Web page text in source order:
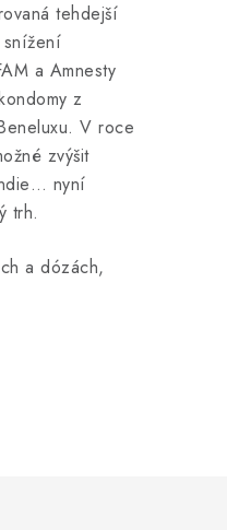
tehdejší
a Amnesty
z
V roce
zvýšit
nyní
trh.
a dózách,